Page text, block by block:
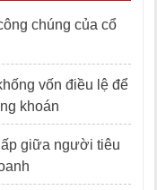
chúng của cổ
vốn điều lệ để
khoán
giữa người tiêu